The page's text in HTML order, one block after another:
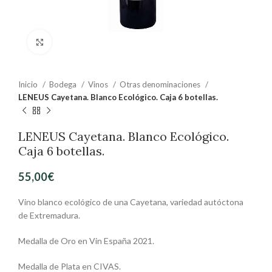
Inicio Bodega Vinos
Otras denominaciones
LENEUS Cayetana. Blanco Ecológico. Caja 6 botellas.
LENEUS Cayetana. Blanco Ecológico.
Caja 6 botellas.
55,00€
Vino blanco ecológico de una Cayetana, variedad autóctona
de Extremadura.
Medalla de Oro en Vin España 2021.
Medalla de Plata en CIVAS.